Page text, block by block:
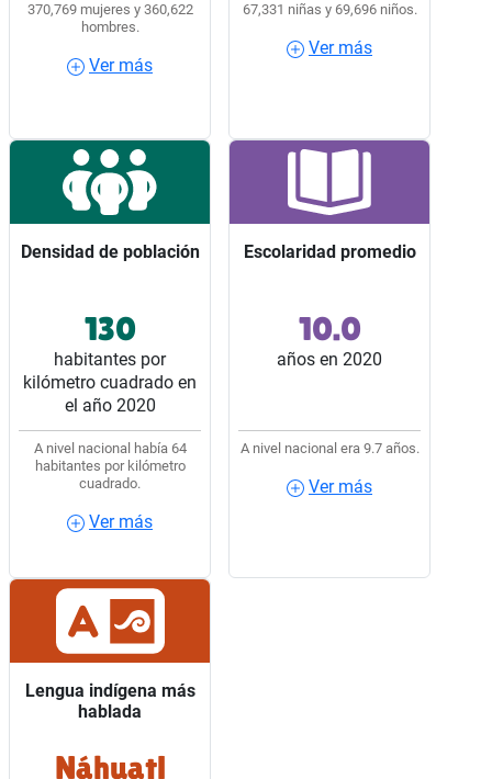
370,769 mujeres y 360,622
hombres.
Ver más
Ver más
67,331 niñas y 69,696 niños.
Ver más
Densidad de población
130
habitantes por
kilómetro cuadrado en
el año 2020
A nivel nacional había 64
habitantes por kilómetro
cuadrado.
Ver más
Densidad de población
Ocupó el lugar 10 entre
los 32 estados del país.
Escolaridad promedio
10.0
años en 2020
A nivel nacional era 9.7 años.
Ver más
Escolaridad promedio
Ocupó el lugar 13 entre
los 32 estados del país.
Lengua indígena más
hablada
Náhuatl
Lengua indígena más
hablada
5 de cada 10 hablantes